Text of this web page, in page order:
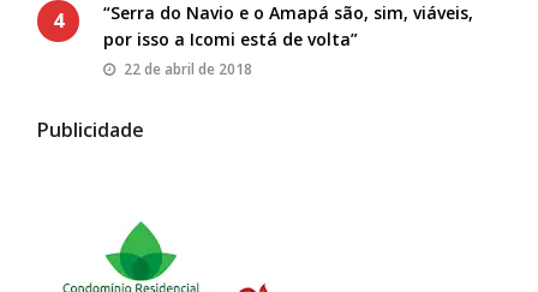
4
“Serra do Navio e o Amapá são, sim, viáveis,
por isso a Icomi está de volta”
22 de abril de 2018
Publicidade